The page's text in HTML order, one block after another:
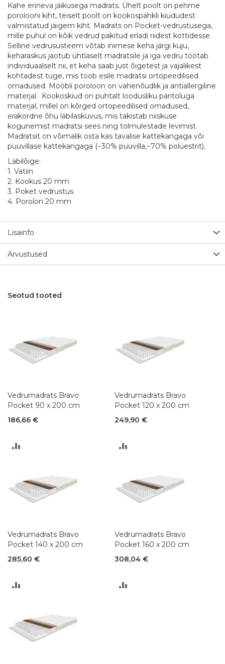
Kahe erineva jäikusega madrats. Ühelt poolt on pehme
porolooni kiht, teiselt poolt on kookospähkli kiududest
valmistatud jäigem kiht. Madrats on Pocket-vedrustusega,
mille puhul on kõik vedrud pakitud erladi riidest kottidesse.
Selline vedrusüsteem võtab inimese keha järgi kuju,
keharaskus jaotub ühtlaselt madratsile ja iga vedru töötab
individuaalselt nii, et keha saab just õigetest ja vajalikest
kohtadest tuge, mis toob esile madratsi ortopeedilised
omadused. Mööbli poroloon on vähenõudlik ja antiallergiline
materjal. Kookoskiud on puhtalt loodusliku päritoluga
materjal, millel on kõrged ortopeedilised omadused,
erakordne õhu läbilaskuvus, mis takistab niiskuse
kogunemist madratsi sees ning tolmulestade levimist.
Madratsit on võimalik osta kas tavalise kattekangaga või
puuvillase kattekangaga (~30% puuvilla,~70% polüestrit).
Läbilõige:
1. Vatiin
2. Kookus 20 mm
3. Poket vedrustus
4. Porolon 20 mm
Lisainfo
Arvustused
Seotud tooted
Vedrumadrats Bravo
Pocket 90 x 200 cm
186,66 €
Vedrumadrats Bravo
Pocket 120 x 200 cm
249,90 €
Vedrumadrats Bravo
Pocket 140 x 200 cm
285,60 €
Vedrumadrats Bravo
Pocket 160 x 200 cm
308,04 €